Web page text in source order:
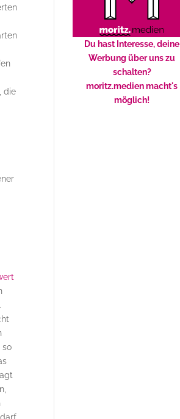
die
so
Du hast Interesse, deine
Werbung über uns zu
schalten?
moritz.medien macht's
möglich!